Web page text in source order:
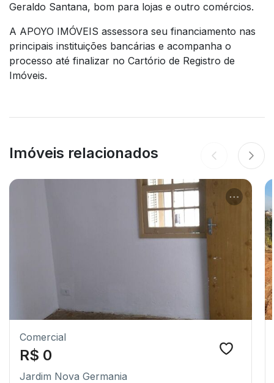
Geraldo Santana, bom para lojas e outro comércios.
A APOYO IMÓVEIS assessora seu financiamento nas
principais instituições bancárias e acompanha o
processo até finalizar no Cartório de Registro de
Imóveis.
Imóveis relacionados
Comercial
R$ 0
Jardim Nova Germania